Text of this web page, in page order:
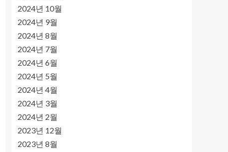
2024년 10월
2024년 9월
2024년 8월
2024년 7월
2024년 6월
2024년 5월
2024년 4월
2024년 3월
2024년 2월
2023년 12월
2023년 8월